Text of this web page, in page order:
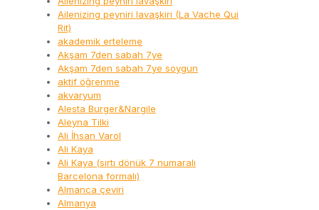
Ailenizing peyniri lavaşkiri (La Vache Qui
Rit)
akademik erteleme
Akşam 7den sabah 7ye
Akşam 7den sabah 7ye soygun
aktif öğrenme
akvaryum
Alesta Burger&Nargile
Aleyna Tilki
Ali İhsan Varol
Ali Kaya
Ali Kaya (sırtı dönük 7 numaralı
Barcelona formalı)
Almanca çeviri
Almanya